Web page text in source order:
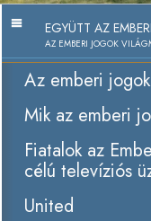
EGYÜTT AZ
AZ EMBERI JOGOK
Az emberi
Mik az emberi
Fiatalok az
célú televíziós
United